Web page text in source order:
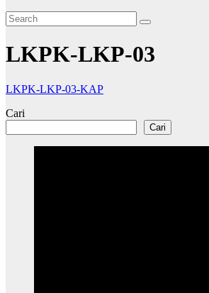
LKPK-LKP-03
LKPK-LKP-03-KAP
Cari
Cari